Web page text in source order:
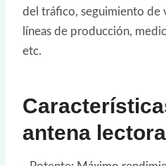
del tráfico, seguimiento de
líneas de producción,
etc.
antena